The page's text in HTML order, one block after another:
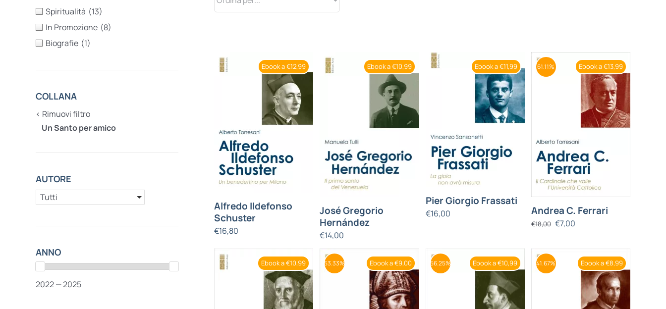
Ebook a €12,99
Alfredo Ildefonso
Schuster
€16,80
Ebook a €10,99
José Gregorio
Hernández
€14,00
Ebook a €11,99
Pier Giorgio Frassati
€16,00
Ebook a €13,99
61.11%
Andrea C. Ferrari
€18,00 €7,00
Ebook a €10,99 Ebook a €9,00
53.33% Ebook a €10,99
56.25% Ebook a €8,99
41.67%
Spiritualità (13)
In Promozione (8)
Biografie (1)
COLLANA
‹ Rimuovi filtro
Un Santo per amico
AUTORE
Tutti
ANNO
2022 — 2025